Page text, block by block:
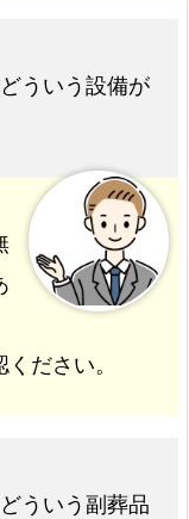
ういう設備が
ださい。
ういう副葬品